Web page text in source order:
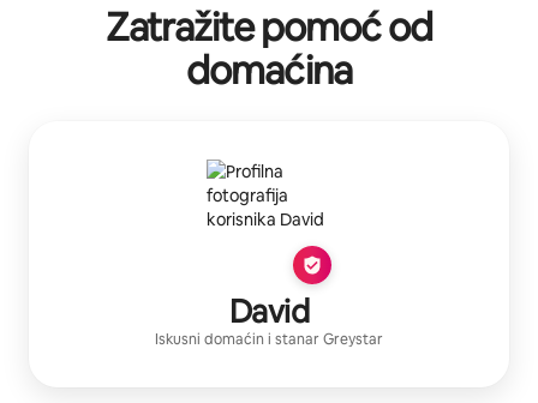
Zatražite pomoć od
domaćina
David
Iskusni domaćin i stanarGreystar